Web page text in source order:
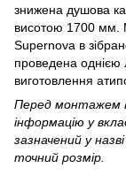
знижена душова
висотою 1700 мм.
Supernova в
проведена
виготовлення
Перед монтажем
інформацію у
зазначений у
точний розмір.